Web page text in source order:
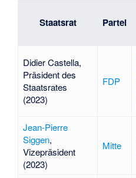
Staatsrat Partei
Didier Castella,
Präsident des
Staatsrates
(2023)
FDP
Jean-Pierre
Siggen,
Vizepräsident
(2023)
Mitte